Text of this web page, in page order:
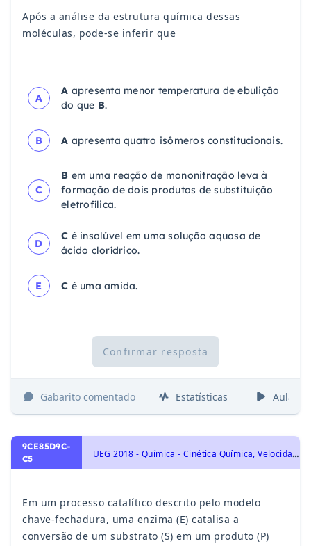
Após a análise da estrutura química dessas
moléculas, pode-se inferir que
A
A apresenta menor temperatura de ebulição
do que B.
B A apresenta quatro isômeros constitucionais.
C
B em uma reação de mononitração leva à
formação de dois produtos de substituição
eletrofílica.
D
C é insolúvel em uma solução aquosa de
ácido clorídrico.
E C é uma amida.
Confirmar resposta
Gabarito comentado Estatísticas Aulas
9CE85D9C-
C5
U
EG 2018 - Química - Cinética Química, Velocidade de Reação, Energia de Ativação, Concentração, Pressão, Temperatura e Catalisador
Em um processo catalítico descrito pelo modelo
chave-fechadura, uma enzima (E) catalisa a
conversão de um substrato (S) em um produto (P)